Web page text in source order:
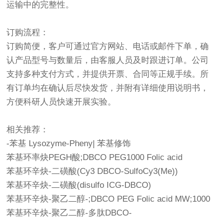
运输中的完整性。
订购流程：
订购简便，客户可通过官方网站、电话或邮件下单，确
认产品型号与数量后，由客服人员及时跟进订单。公司
支持多种支付方式，并提供开票、合同等正规手续。所
有订单均在确认后尽快发货，并附有详细使用说明书，
方便科研人员快速开展实验。
相关推荐：
-苯基 Lysozyme-Pheny| 苯基修饰
苯基环率炔PEGH酸;DBCO PEG1000 Folic acid
苯基环辛炔-二磺酸(Cy3 DBCO-SulfoCy3(Me))
苯基环辛炔-二磺酸(disulfo ICG-DBCO)
苯基环辛炔-聚乙二醇-;DBCO PEG Folic acid MW;1000
苯基环辛炔-聚乙二醇-多肽DBCO-